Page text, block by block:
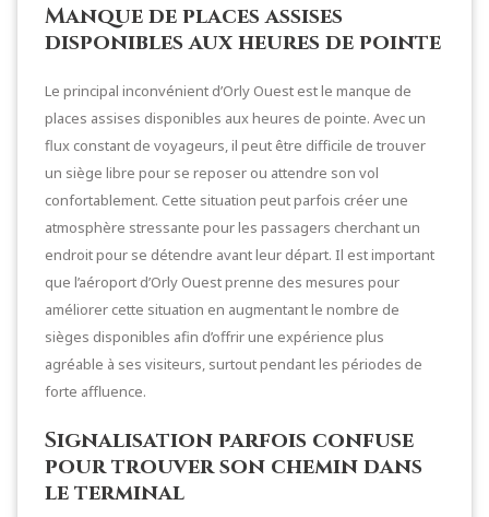
Manque de places assises
disponibles aux heures de pointe
Le principal inconvénient d’Orly Ouest est le manque de
places assises disponibles aux heures de pointe. Avec un
flux constant de voyageurs, il peut être difficile de trouver
un siège libre pour se reposer ou attendre son vol
confortablement. Cette situation peut parfois créer une
atmosphère stressante pour les passagers cherchant un
endroit pour se détendre avant leur départ. Il est important
que l’aéroport d’Orly Ouest prenne des mesures pour
améliorer cette situation en augmentant le nombre de
sièges disponibles afin d’offrir une expérience plus
agréable à ses visiteurs, surtout pendant les périodes de
forte affluence.
Signalisation parfois confuse
pour trouver son chemin dans
le terminal